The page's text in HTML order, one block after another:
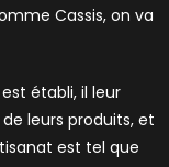
Cassis, on va
établi, il leur
leurs produits, et
est tel que